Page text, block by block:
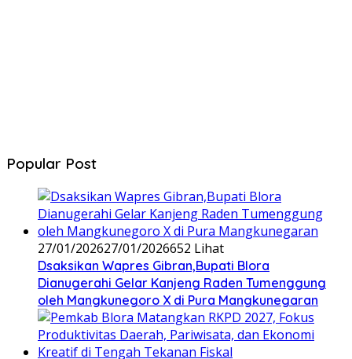
Popular Post
27/01/202627/01/2026652 Lihat
‎Dsaksikan Wapres Gibran,Bupati Blora
Dianugerahi Gelar Kanjeng Raden Tumenggung
oleh Mangkunegoro X di Pura Mangkunegaran